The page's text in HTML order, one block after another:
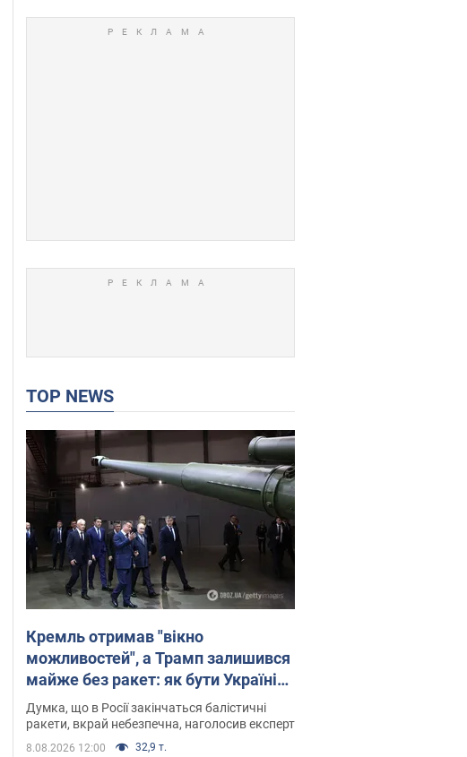
TOP NEWS
Кремль отримав "вікно
можливостей", а Трамп залишився
майже без ракет: як бути Україні?
Інтерв’ю з Мельником
Думка, що в Росії закінчаться балістичні
ракети, вкрай небезпечна, наголосив експерт
8.08.2026 12:00 32,9 т.